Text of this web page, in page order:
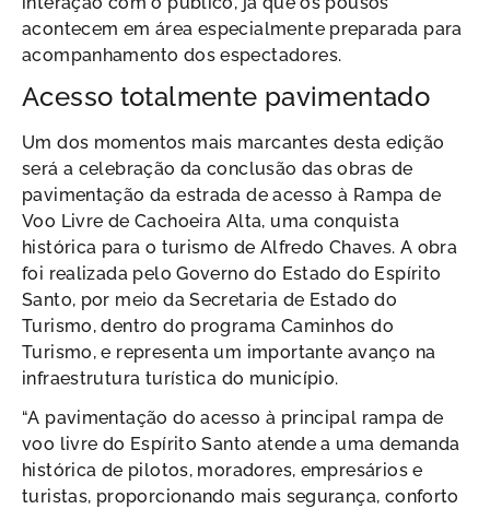
acontecem em área especialmente preparada para
acompanhamento dos espectadores.
Acesso totalmente pavimentado
Um dos momentos mais marcantes desta edição
será a celebração da conclusão das obras de
pavimentação da estrada de acesso à Rampa de
Voo Livre de Cachoeira Alta, uma conquista
histórica para o turismo de Alfredo Chaves. A obra
foi realizada pelo Governo do Estado do Espírito
Santo, por meio da Secretaria de Estado do
Turismo, dentro do programa Caminhos do
Turismo, e representa um importante avanço na
infraestrutura turística do município.
“A pavimentação do acesso à principal rampa de
voo livre do Espírito Santo atende a uma demanda
histórica de pilotos, moradores, empresários e
turistas, proporcionando mais segurança, conforto